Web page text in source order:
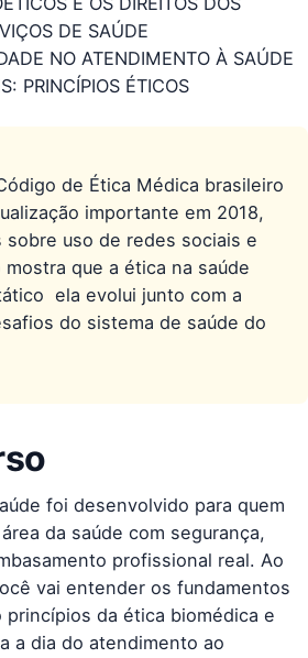
DE SAÚDE
NO ATENDIMENTO À SAÚDE
PRINCÍPIOS ÉTICOS
de Ética Médica brasileiro
importante em 2018,
uso de redes sociais e
que a ética na saúde
 ela evolui junto com a
do sistema de saúde do
foi desenvolvido para quem
da saúde com segurança,
profissional real. Ao
vai entender os fundamentos
da ética biomédica e
a dia do atendimento ao